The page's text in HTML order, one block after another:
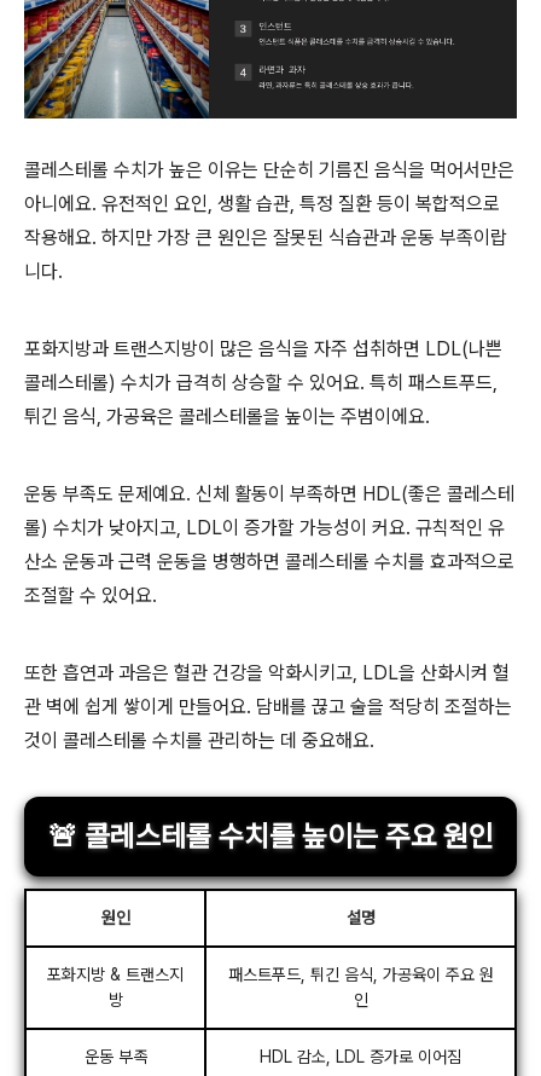
콜레스테롤 수치가 높은 이유는 단순히 기름진 음식을 먹어서만은
아니에요. 유전적인 요인, 생활 습관, 특정 질환 등이 복합적으로
작용해요. 하지만 가장 큰 원인은 잘못된 식습관과 운동 부족이랍
니다.
포화지방과 트랜스지방이 많은 음식을 자주 섭취하면 LDL(나쁜
콜레스테롤) 수치가 급격히 상승할 수 있어요. 특히 패스트푸드,
튀긴 음식, 가공육은 콜레스테롤을 높이는 주범이에요.
운동 부족도 문제예요. 신체 활동이 부족하면 HDL(좋은 콜레스테
롤) 수치가 낮아지고, LDL이 증가할 가능성이 커요. 규칙적인 유
산소 운동과 근력 운동을 병행하면 콜레스테롤 수치를 효과적으로
조절할 수 있어요.
또한 흡연과 과음은 혈관 건강을 악화시키고, LDL을 산화시켜 혈
관 벽에 쉽게 쌓이게 만들어요. 담배를 끊고 술을 적당히 조절하는
것이 콜레스테롤 수치를 관리하는 데 중요해요.
🚨 콜레스테롤 수치를 높이는 주요 원인
원인 설명
포화지방 & 트랜스지
방
패스트푸드, 튀긴 음식, 가공육이 주요 원
인
운동 부족 HDL 감소, LDL 증가로 이어짐